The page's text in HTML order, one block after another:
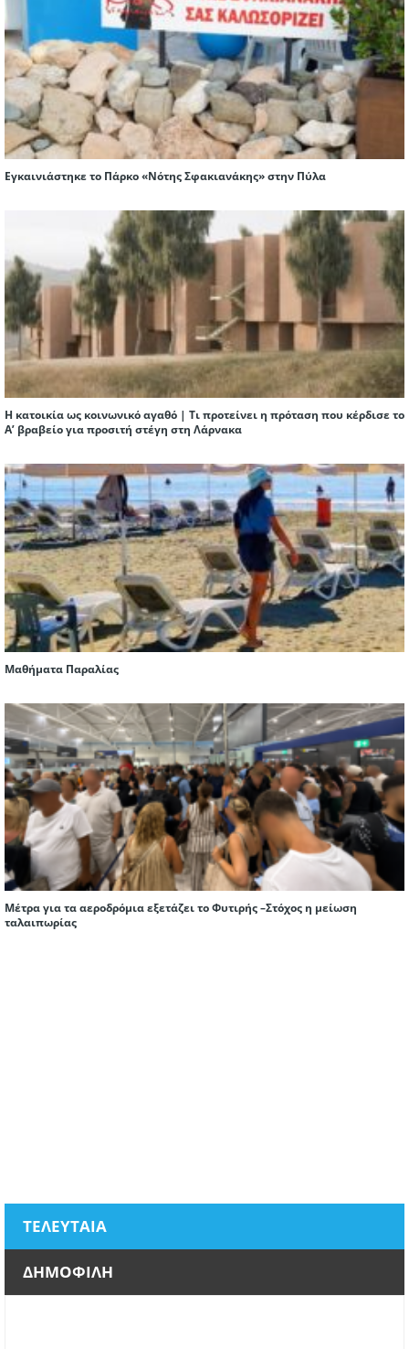
Εγκαινιάστηκε το Πάρκο «Νότης Σφακιανάκης» στην Πύλα
Η κατοικία ως κοινωνικό αγαθό | Τι προτείνει η πρόταση που κέρδισε το
Α’ βραβείο για προσιτή στέγη στη Λάρνακα
Μαθήματα Παραλίας
Μέτρα για τα αεροδρόμια εξετάζει το Φυτιρής –Στόχος η μείωση
ταλαιπωρίας
ΤΕΛΕΥΤΑΙΑ
ΔΗΜΟΦΙΛΗ